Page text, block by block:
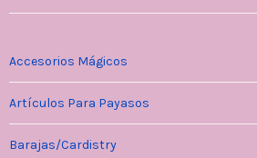
Accesorios Mágicos
Artículos Para Payasos
Barajas/Cardistry